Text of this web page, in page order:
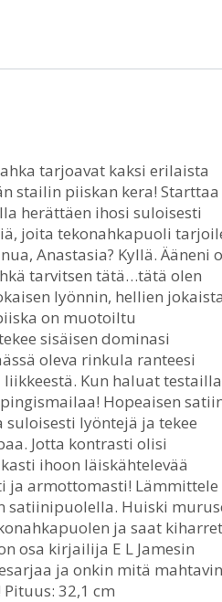
tarjoavat kaksi erilaista
stailin piiskan kera! Starttaa
herättäen ihosi suloisesti
joita tekonahkapuoli
Anastasia? Kyllä. Ääneni
tarvitsen tätä…tätä olen
lyönnin, hellien
on muotoiltu
sisäisen dominasi
oleva rinkula ranteesi
Kun haluat testailla
Hopeaisen
lyöntejä ja tekee
Jotta kontrasti olisi
ihoon läiskähtelevää
ja armottomasti! Lämmittele
satiinipuolella. Huiski
ja saat
osa kirjailija E L Jamesin
ja onkin mitä mahtavin
32,1 cm